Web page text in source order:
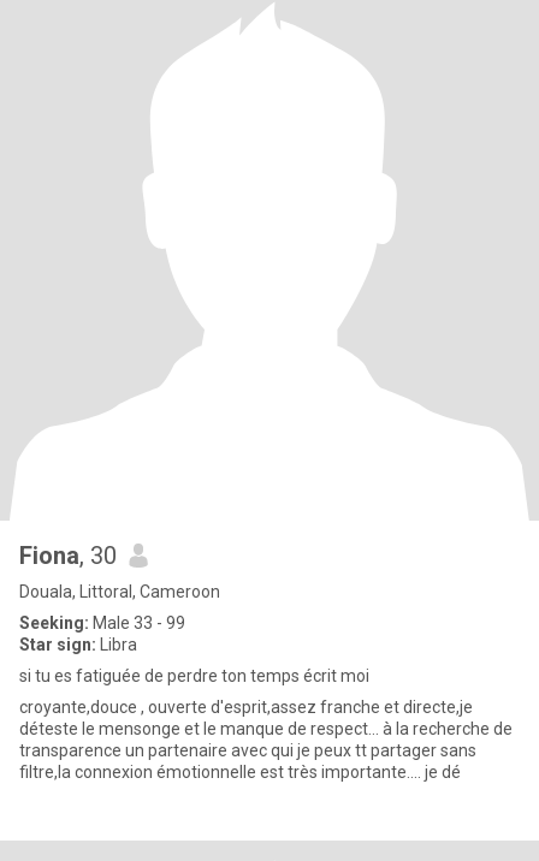
Fiona, 30
Douala, Littoral, Cameroon
Seeking: Male 33 - 99
Star sign: Libra
si tu es fatiguée de perdre ton temps écrit moi
croyante,douce , ouverte d'esprit,assez franche et directe,je
déteste le mensonge et le manque de respect... à la recherche de
transparence un partenaire avec qui je peux tt partager sans
filtre,la connexion émotionnelle est très importante.... je dé